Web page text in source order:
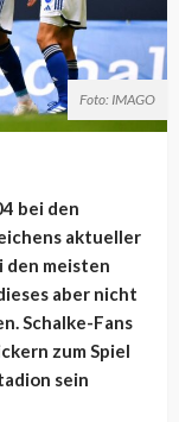
Foto: IMAGO
bei den
aktueller
den meisten
aber nicht
Schalke-Fans
zum Spiel
sein